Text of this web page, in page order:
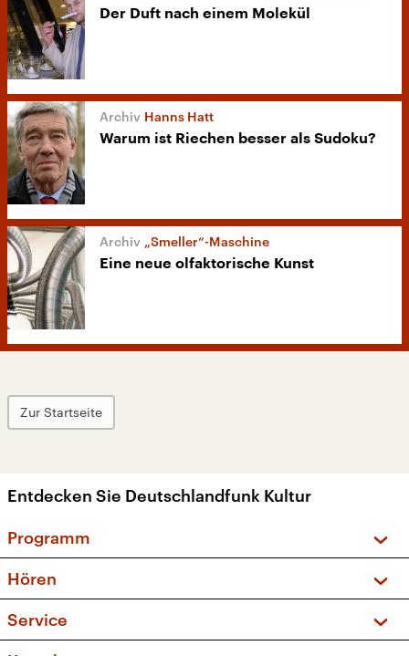
Der Duft nach einem Molekül
Hanns Hatt
Warum ist Riechen besser als Sudoku?
„Smeller“-Maschine
Eine neue olfaktorische Kunst
Zur Startseite
Entdecken Sie Deutschlandfunk Kultur
Programm
Sendungen und Podcasts
Musikliste
Hören
Frequenzen (UKW + DAB+)
Service